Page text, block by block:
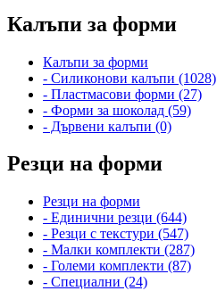
Калъпи за форми
Калъпи за форми
- Силиконови калъпи (1028)
- Пластмасови форми (27)
- Форми за шоколад (59)
- Дървени калъпи (0)
Резци на форми
Резци на форми
- Единични резци (644)
- Резци с текстури (547)
- Малки комплекти (287)
- Големи комплекти (87)
- Специални (24)